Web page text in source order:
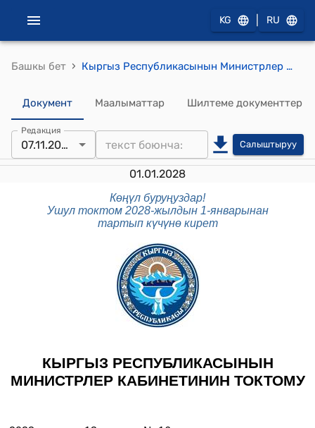
KG RU
Башкы бет › Кыргыз Республикасынын Министрлер Кабинетинин 2023-жылдын 13-январындагы № 16 "Мамлекеттик башкаруу секторунун уюмдарынын финансылык отчеттуулугунун стандарттарын бекитүү жөнүндө" токтому
Документ Маалыматтар Шилтеме документтер
Редакция
07.11.2025 Салыштыруу
01.01.2028